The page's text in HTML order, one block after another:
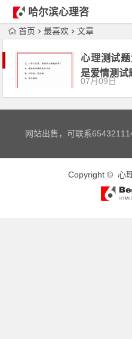
哈尔滨心理咨
询首页 最喜欢 文章
心理测试
是爱情测
07月09日
网站出售，可联系
Copyright © 心